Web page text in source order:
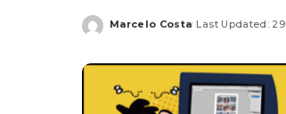
Posted
Marcelo Costa Last Updated: